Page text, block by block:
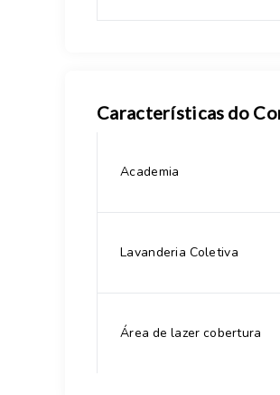
Características do
Academia
Lavanderia Coletiva
Área de lazer cobertura